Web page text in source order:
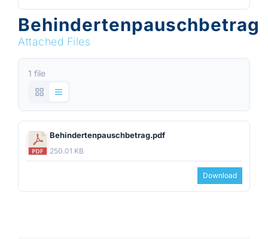
Behindertenpauschbetrag
Attached Files
1 file
Behindertenpauschbetrag.pdf
250.01 KB
Download